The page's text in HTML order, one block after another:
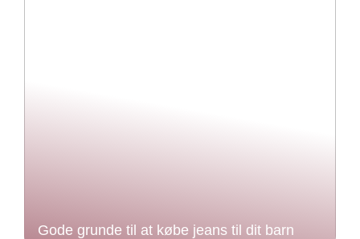
Gode grunde til at købe jeans til dit barn